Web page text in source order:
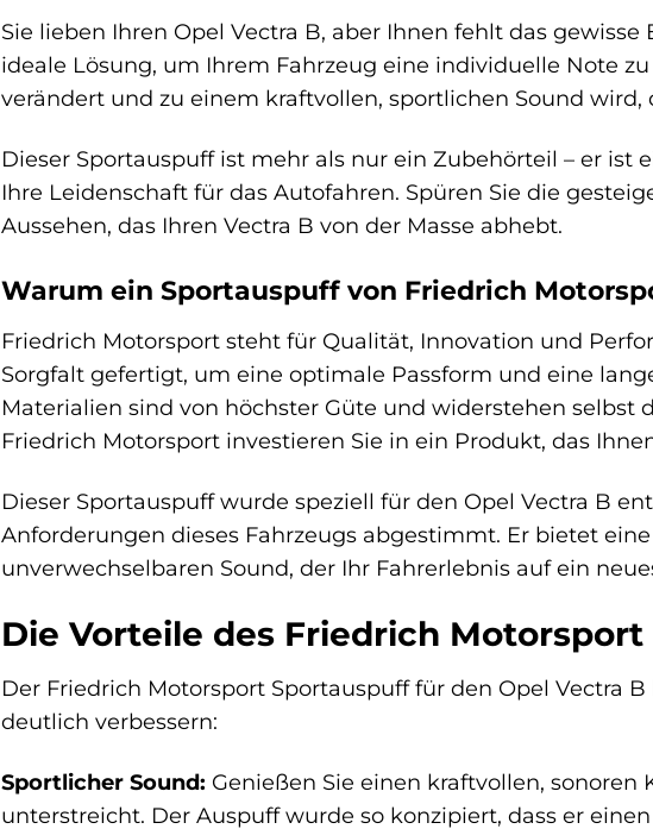
Sie lieben Ihren Opel Vectra B, aber Ihnen fehlt das
ideale Lösung, um Ihrem Fahrzeug eine individuelle Note
verändert und zu einem kraftvollen, sportlichen Sound wird,
Dieser Sportauspuff ist mehr als nur ein Zubehörteil – er
Ihre Leidenschaft für das Autofahren. Spüren Sie die
Aussehen, das Ihren Vectra B von der Masse abhebt.
Warum ein Sportauspuff von Friedrich
Friedrich Motorsport steht für Qualität, Innovation und
Sorgfalt gefertigt, um eine optimale Passform und eine
Materialien sind von höchster Güte und widerstehen
Friedrich Motorsport investieren Sie in ein Produkt, das
Dieser Sportauspuff wurde speziell für den Opel Vectra B
Anforderungen dieses Fahrzeugs abgestimmt. Er bietet
unverwechselbaren Sound, der Ihr Fahrerlebnis auf ein
Die Vorteile des Friedrich
Der Friedrich Motorsport Sportauspuff für den Opel Vectra
deutlich verbessern:
Sportlicher Sound: Genießen Sie einen kraftvollen, sonoren
unterstreicht. Der Auspuff wurde so konzipiert, dass er